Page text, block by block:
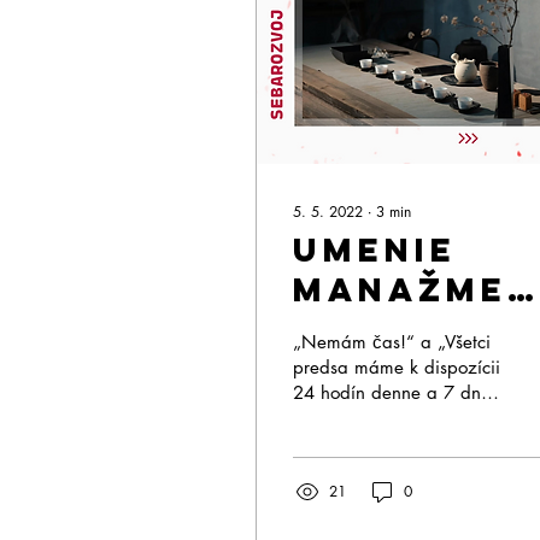
5. 5. 2022 ∙ 3 min
Umenie
vlastnej
energie
„Nemám čas!“ a „Všetci
predsa máme k dispozícii
24 hodín denne a 7 dní v
21 0